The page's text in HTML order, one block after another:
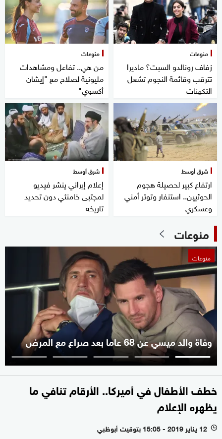
منوعات
زفاف رونالدو السبت؟ ماديرا
تترقب وقائمة النجوم تشعل
التكهنات
منوعات
من هي.. تفاعل ومشاهدات
مليونية لصلاح مع "إيشان
أكسوي"
شرق أوسط
ارتفاع كبير لحصيلة هجوم
الحوثيين.. استنفار وتوتر أمني
وعسكري
شرق أوسط
إعلام إيراني ينشر فيديو
لمجتبى خامنئي دون تحديد
تاريخه
منوعات
منوعات
وفاة والد ميسي عن 68 عاما بعد صراع مع المرض
خطف الأطفال في أميركا.. الأرقام تنافي ما
يظهره الإعلام
l 12 يناير 2019 - 15:05 بتوقيت أبوظبي